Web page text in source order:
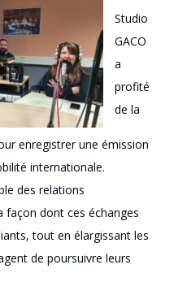
Studio
GACO
a
profité
de la
enregistrer une émission
internationale.
des relations
façon dont ces échanges
tout en élargissant les
de poursuivre leurs